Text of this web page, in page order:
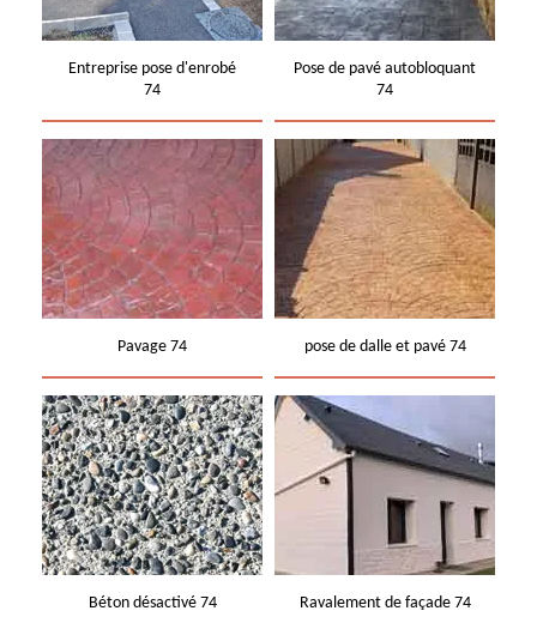
Entreprise pose d'enrobé
74
Pose de pavé autobloquant
74
Pavage 74 pose de dalle et pavé 74
Béton désactivé 74 Ravalement de façade 74